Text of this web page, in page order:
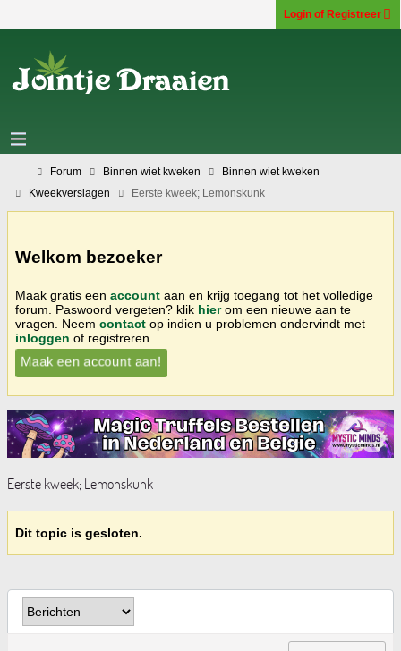
Login of Registreer
Forum Binnen wiet kweken
Binnen wiet kweken
Kweekverslagen
Eerste kweek; Lemonskunk
Welkom bezoeker
Maak gratis een account aan en krijg toegang tot het volledige
forum. Paswoord vergeten? klik hierom een nieuwe aan te
vragen. Neem contact op indien u problemen ondervindt met
inloggen of registreren.
Maak een account aan!
Eerste kweek; Lemonskunk
Dit topic is gesloten.